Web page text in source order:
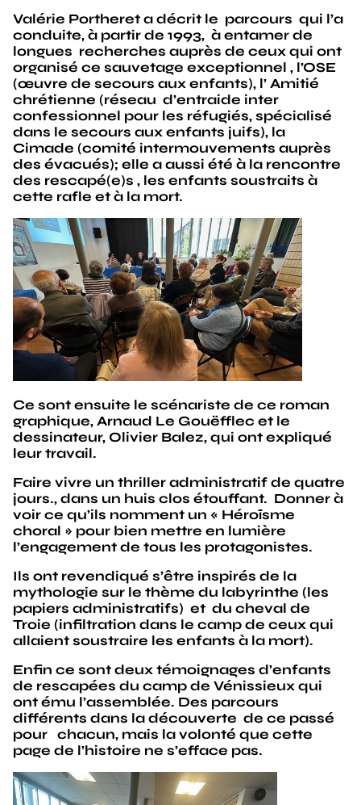
Valérie Portheret a décrit le parcours qui l’a
conduite, à partir de 1993, à entamer de
longues recherches auprès de ceux qui ont
organisé ce sauvetage exceptionnel , l’OSE
(œuvre de secours aux enfants), l’ Amitié
chrétienne (réseau d’entraide inter
confessionnel pour les réfugiés, spécialisé
dans le secours aux enfants juifs), la
Cimade (comité intermouvements auprès
des évacués); elle a aussi été à la rencontre
des rescapé(e)s , les enfants soustraits à
cette rafle et à la mort.
Ce sont ensuite le scénariste de ce roman
graphique, Arnaud Le Gouëfflec et le
dessinateur, Olivier Balez, qui ont expliqué
leur travail.
Faire vivre un thriller administratif de quatre
jours., dans un huis clos étouffant. Donner à
voir ce qu’ils nomment un « Héroïsme
choral » pour bien mettre en lumière
l’engagement de tous les protagonistes.
Ils ont revendiqué s’être inspirés de la
mythologie sur le thème du labyrinthe (les
papiers administratifs) et du cheval de
Troie (infiltration dans le camp de ceux qui
allaient soustraire les enfants à la mort).
Enfin ce sont deux témoignages d’enfants
de rescapées du camp de Vénissieux qui
ont ému l’assemblée. Des parcours
différents dans la découverte de ce passé
pour chacun, mais la volonté que cette
page de l’histoire ne s’efface pas.